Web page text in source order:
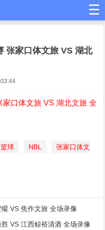
☰
张家口体文旅 VS 湖北
口体文旅 VS 湖北文旅 全
篮球 NBL 张家口体文
VS 焦作文旅 全场录像
VS 江西鲸裕清酒 全场录像